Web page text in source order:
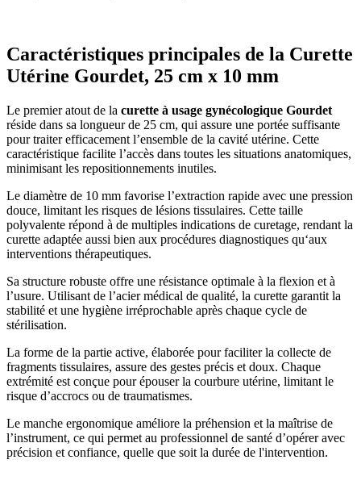
Caractéristiques principales de la Curette
Utérine Gourdet, 25 cm x 10 mm
Le premier atout de la curette à usage gynécologique Gourdet
réside dans sa longueur de 25 cm, qui assure une portée suffisante
pour traiter efficacement l’ensemble de la cavité utérine. Cette
caractéristique facilite l’accès dans toutes les situations anatomiques,
minimisant les repositionnements inutiles.
Le diamètre de 10 mm favorise l’extraction rapide avec une pression
douce, limitant les risques de lésions tissulaires. Cette taille
polyvalente répond à de multiples indications de curetage, rendant la
curette adaptée aussi bien aux procédures diagnostiques qu‘aux
interventions thérapeutiques.
Sa structure robuste offre une résistance optimale à la flexion et à
l’usure. Utilisant de l’acier médical de qualité, la curette garantit la
stabilité et une hygiène irréprochable après chaque cycle de
stérilisation.
La forme de la partie active, élaborée pour faciliter la collecte de
fragments tissulaires, assure des gestes précis et doux. Chaque
extrémité est conçue pour épouser la courbure utérine, limitant le
risque d’accrocs ou de traumatismes.
Le manche ergonomique améliore la préhension et la maîtrise de
l’instrument, ce qui permet au professionnel de santé d’opérer avec
précision et confiance, quelle que soit la durée de l'intervention.